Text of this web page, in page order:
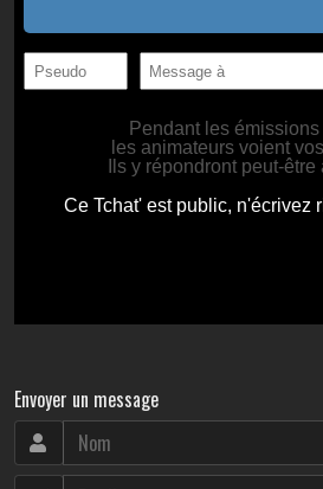
Envoyer un message